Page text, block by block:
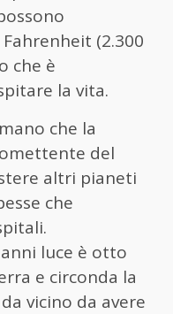
(2.300
che è
la vita.
che la
del
altri pianeti
che
luce è otto
e circonda la
vicino da avere